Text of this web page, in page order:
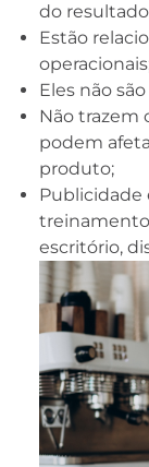
do
Estão
Eles não
Não trazem
podem
produto;
Publicidade
escritório,